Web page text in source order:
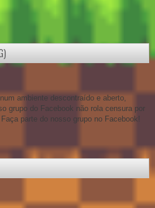
ambiente descontraído e aberto,
grupo do Facebook não rola censura por
parte do nosso grupo no Facebook!